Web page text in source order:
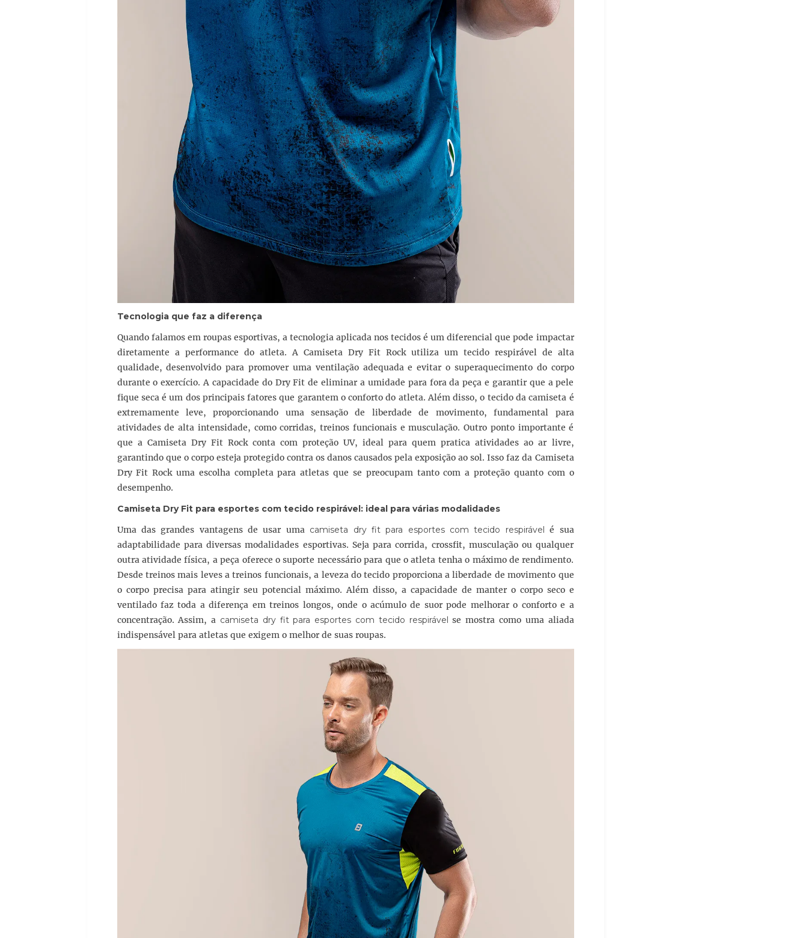
Tecnologia que faz a diferença
Quando falamos em roupas esportivas, a tecnologia aplicada nos tecidos é um diferencial que pode impactar
diretamente a performance do atleta. A Camiseta Dry Fit Rock utiliza um tecido respirável de alta
qualidade, desenvolvido para promover uma ventilação adequada e evitar o superaquecimento do corpo
durante o exercício. A capacidade do Dry Fit de eliminar a umidade para fora da peça e garantir que a pele
fique seca é um dos principais fatores que garantem o conforto do atleta. Além disso, o tecido da camiseta é
extremamente leve, proporcionando uma sensação de liberdade de movimento, fundamental para
atividades de alta intensidade, como corridas, treinos funcionais e musculação. Outro ponto importante é
que a Camiseta Dry Fit Rock conta com proteção UV, ideal para quem pratica atividades ao ar livre,
garantindo que o corpo esteja protegido contra os danos causados pela exposição ao sol. Isso faz da Camiseta
Dry Fit Rock uma escolha completa para atletas que se preocupam tanto com a proteção quanto com o
desempenho.
Camiseta Dry Fit para esportes com tecido respirável : ideal para várias modalidades
Uma das grandes vantagens de usar uma camiseta dry fit para esportes com tecido respirável
é sua
adaptabilidade para diversas modalidades esportivas. Seja para corrida, crossfit, musculação ou qualquer
outra atividade física, a peça oferece o suporte necessário para que o atleta tenha o máximo de rendimento.
Desde treinos mais leves a treinos funcionais, a leveza do tecido proporciona a liberdade de movimento que
o corpo precisa para atingir seu potencial máximo. Além disso, a capacidade de manter o corpo seco e
ventilado faz toda a diferença em treinos longos, onde o acúmulo de suor pode melhorar o conforto e a
concentração. Assim, a camiseta dry fit para esportes com tecido respirável se mostra como uma aliada
indispensável para atletas que exigem o melhor de suas roupas.